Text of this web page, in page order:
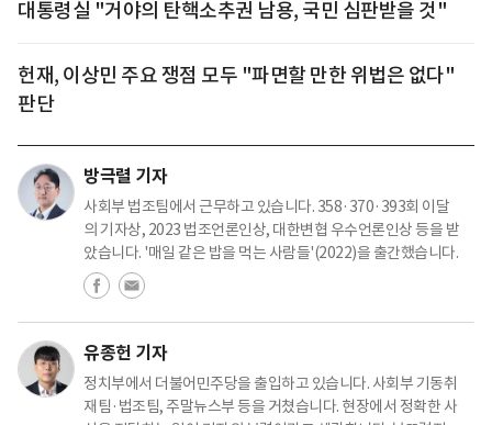
대통령실 "거야의 탄핵소추권 남용, 국민 심판받을 것"
헌재, 이상민 주요 쟁점 모두 "파면할 만한 위법은 없다"
판단
방극렬 기자
사회부 법조팀에서 근무하고 있습니다. 358·370·393회 이달
의 기자상, 2023 법조언론인상, 대한변협 우수언론인상 등을 받
았습니다. '매일 같은 밥을 먹는 사람들'(2022)을 출간했습니다.
유종헌 기자
정치부에서 더불어민주당을 출입하고 있습니다. 사회부 기동취
재팀·법조팀, 주말뉴스부 등을 거쳤습니다. 현장에서 정확한 사